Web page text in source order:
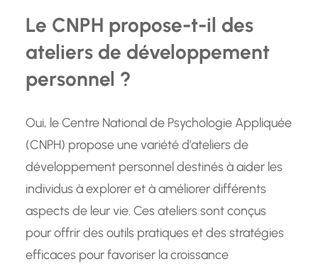
Le CNPH propose-t-il des
ateliers de développement
personnel ?
Oui, le Centre National de Psychologie Appliquée
(CNPH) propose une variété d’ateliers de
développement personnel destinés à aider les
individus à explorer et à améliorer différents
aspects de leur vie. Ces ateliers sont conçus
pour offrir des outils pratiques et des stratégies
efficaces pour favoriser la croissance